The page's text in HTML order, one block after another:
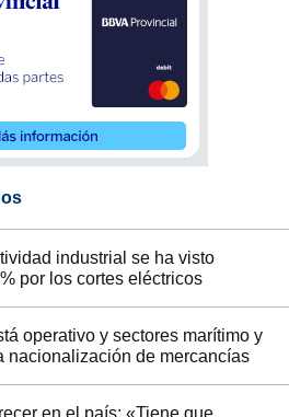
industrial se ha visto
por los cortes eléctricos
operativo y sectores marítimo y
nacionalización de mercancías
en el país: «Tiene que